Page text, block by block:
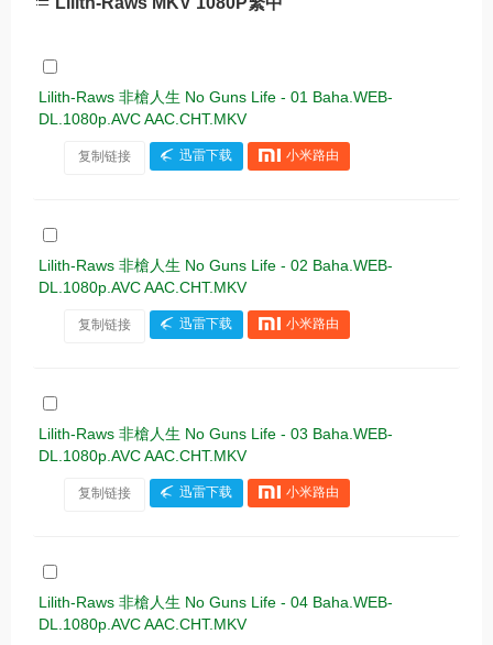
Lilith-Raws 非槍人生 No Guns Life - 01 Baha.WEB-
DL.1080p.AVC AAC.CHT.MKV
复制链接 迅雷下载 小米路由
Lilith-Raws 非槍人生 No Guns Life - 02 Baha.WEB-
DL.1080p.AVC AAC.CHT.MKV
复制链接 迅雷下载 小米路由
Lilith-Raws 非槍人生 No Guns Life - 03 Baha.WEB-
DL.1080p.AVC AAC.CHT.MKV
复制链接 迅雷下载 小米路由
Lilith-Raws 非槍人生 No Guns Life - 04 Baha.WEB-
DL.1080p.AVC AAC.CHT.MKV